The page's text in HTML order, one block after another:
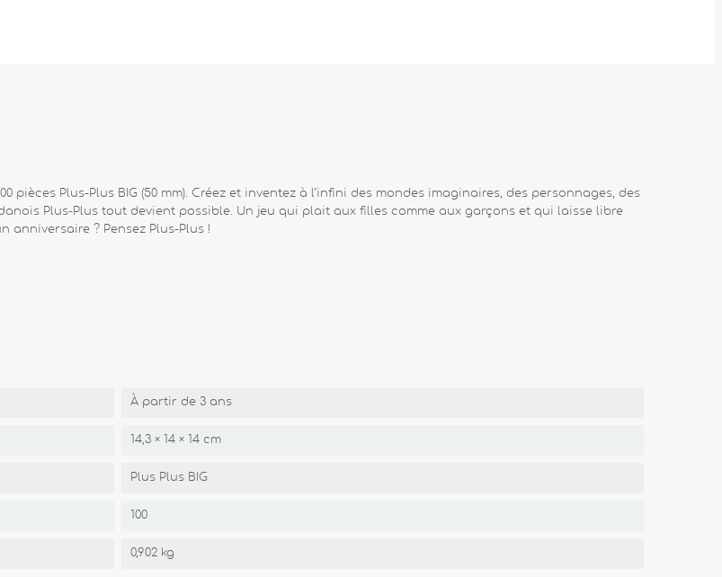
pièces Plus-Plus BIG (50 mm). Créez et inventez à l’infini des mondes imaginaires, des personnages, des
Plus-Plus tout devient possible. Un jeu qui plait aux filles comme aux garçons et qui laisse libre
? Pensez Plus-Plus !
À partir de 3 ans
14,3 × 14 × 14 cm
Plus Plus BIG
100
0,902 kg